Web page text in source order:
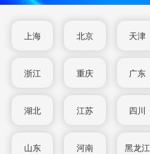
上海 北京 天津
浙江 重庆 广东
湖北 江苏 四川
山东 河南 黑龙江